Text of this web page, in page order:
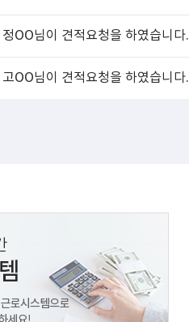
정OO님이 견적요청을 하였습니다.
고OO님이 견적요청을 하였습니다.